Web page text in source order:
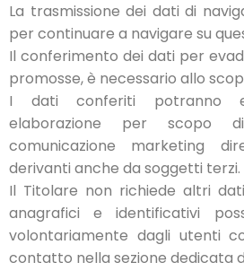
La trasmissione dei dati di
per continuare a navigare su
Il conferimento dei dati per
promosse, è necessario allo
I dati conferiti potranno
elaborazione per scopo
comunicazione marketing
derivanti anche da soggetti terzi.
Il Titolare non richiede altri
anagrafici e identificativi
volontariamente dagli utenti
contatto nella sezione dedicata